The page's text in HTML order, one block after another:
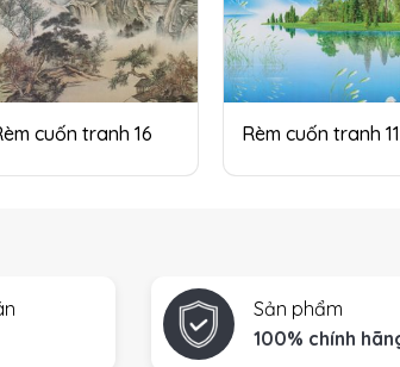
cuốn tranh 16 Rèm cuốn tranh 11
Sản phẩm
100% chính